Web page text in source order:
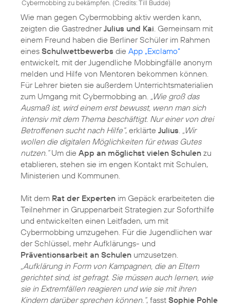
Cybermobbing zu bekämpfen. (Credits: Till Budde)
Wie man gegen Cybermobbing aktiv werden kann,
zeigten die GastrednerJulius und Kai. Gemeinsam mit
einem Freund haben die Berliner Schüler im Rahmen
eines Schulwettbewerbs die App „Exclamo“
entwickelt, mit der Jugendliche Mobbingfälle anonym
melden und Hilfe von Mentoren bekommen können.
Für Lehrer bieten sie außerdem Unterrichtsmaterialien
zum Umgang mit Cybermobbing an. „Wie groß das
Ausmaß ist, wird einem erst bewusst, wenn man sich
intensiv mit dem Thema beschäftigt. Nur einer von drei
Betroffenen sucht nach Hilfe“, erklärte Julius. „Wir
wollen die digitalen Möglichkeiten für etwas Gutes
nutzen.“Um die App an möglichst vielen Schulen zu
etablieren, stehen sie im engen Kontakt mit Schulen,
Ministerien und Kommunen.
Mit dem Rat der Experten im Gepäck erarbeiteten die
Teilnehmer in Gruppenarbeit Strategien zur Soforthilfe
und entwickelten einen Leitfaden, um mit
Cybermobbing umzugehen. Für die Jugendlichen war
der Schlüssel, mehr Aufklärungs- und
Präventionsarbeit an Schulen umzusetzen.
„Aufklärung in Form von Kampagnen, die an Eltern
gerichtet sind, ist gefragt. Sie müssen auch lernen, wie
sie in Extremfällen reagieren und wie sie mit ihren
Kindern darüber sprechen können.“, fasst Sophie Pohle